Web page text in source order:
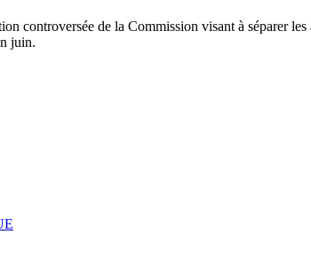
controversée de la Commission visant à séparer
juin.